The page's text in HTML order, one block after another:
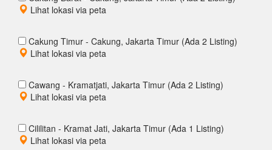
Lihat lokasi via peta
Cakung Timur - Cakung, Jakarta Timur (Ada 2 Listing)
Lihat lokasi via peta
Cawang - Kramatjati, Jakarta Timur (Ada 2 Listing)
Lihat lokasi via peta
Cililitan - Kramat Jati, Jakarta Timur (Ada 1 Listing)
Lihat lokasi via peta